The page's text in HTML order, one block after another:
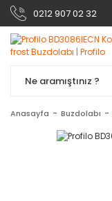
0212 907 02 32
Anasayfa Buzdolabı